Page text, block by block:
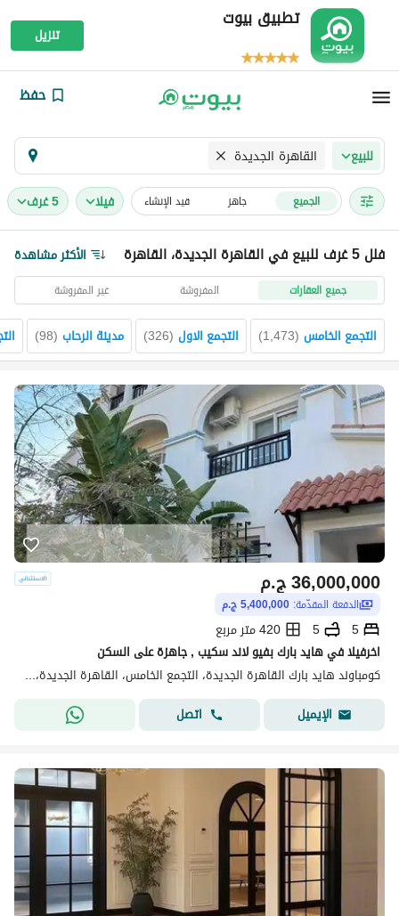
تطبيق بيوت
تنزيل
حفظ
للبيع القاهرة الجديدة
الجميع جاهز قيد الإنشاء فیلا 5 غرف
فلل 5 غرف للبيع في القاهرة الجديدة، القاهرة الأكثر مشاهدة
جميع العقارات المفروشة غير المفروشة
التجمع الخامس (
1,473
) التجمع الاول (
326
) مدينة الرحاب (
98
)
ج.م36,000,000
الدفعة المقدّمة: 5,400,000 ج.م
5
5
420 متر مربع
اخرفيلا في هايد بارك بفيو لاند سكيب , جاهزة على السكن
كومباوند هايد بارك القاهرة الجديدة، التجمع الخامس، القاهرة الجديدة، القاهرة
الإيميل
اتصل